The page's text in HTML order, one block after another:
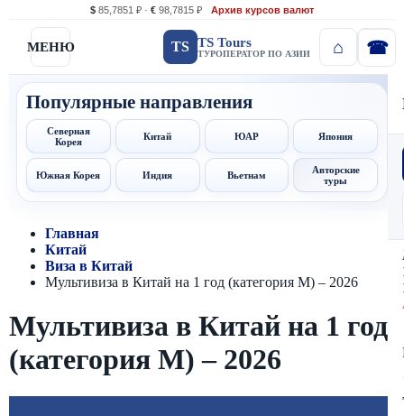
$ 85,7851 ₽ · € 98,7815 ₽ Архив курсов валют
МЕНЮ TS TS Tours
ТУРОПЕРАТОР ПО АЗИИ
Популярные направления
Северная
Корея
Китай ЮАР Япония
Южная Корея Индия Вьетнам
Авторские
туры
Главная
Китай
Виза в Китай
Мультивиза в Китай на 1 год (категория M) – 2026
Мультивиза в Китай на 1 год
(категория M) – 2026